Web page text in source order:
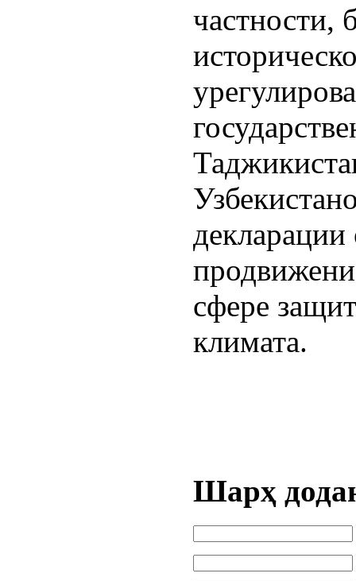
частности,
сфере
климата.
Шарҳ